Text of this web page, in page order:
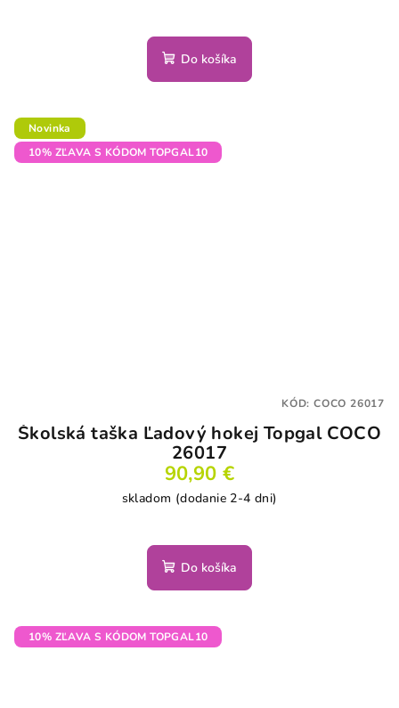
Do košíka
Novinka
10% ZĽAVA S KÓDOM TOPGAL10
Školská taška Ľadový hokej Topgal COCO
26017
90,90 €
skladom (dodanie 2-4 dni)
Do košíka
KÓD: COCO 26017
10% ZĽAVA S KÓDOM TOPGAL10